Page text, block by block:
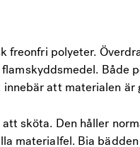
freonfri polyeter.
Både
att materialen
sköta. Den håller
materialfel. Bia